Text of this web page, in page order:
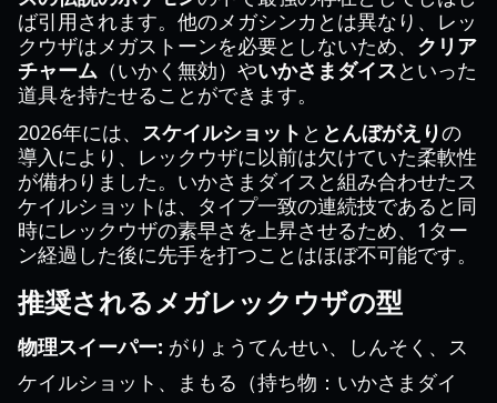
ば引用されます。他のメガシンカとは異なり、レッ
クウザはメガストーンを必要としないため、 クリア
チャーム （いかく無効）やいかさまダイスといった
道具を持たせることができます。
2026年には、 スケイルショット と とんぼがえりの
導入により、レックウザに以前は欠けていた柔軟性
が備わりました。いかさまダイスと組み合わせたス
ケイルショットは、タイプ一致の連続技であると同
時にレックウザの素早さを上昇させるため、1ター
ン経過した後に先手を打つことはほぼ不可能です。
推奨されるメガレックウザの型
物理スイーパー: がりょうてんせい、しんそく、ス
ケイルショット、まもる（持ち物：いかさまダイ